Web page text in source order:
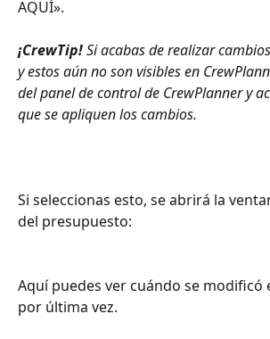
AQUÍ».
¡CrewTip! Si acabas de realizar
y estos aún no son visibles en
del panel de control de CrewPlanner y
que se apliquen los cambios.
Si seleccionas esto, se abrirá la
del presupuesto:
Aquí puedes ver cuándo se modificó
por última vez.